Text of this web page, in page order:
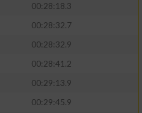
00:28:18.3
00:28:32.7
00:28:32.9
00:28:41.2
00:29:13.9
00:29:45.9